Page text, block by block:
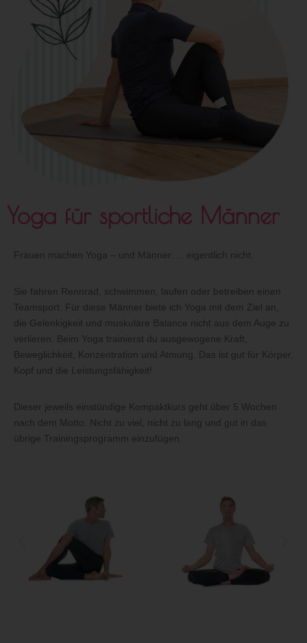
Yoga für sportliche Männer
Frauen machen Yoga – und Männer…. eigentlich nicht.
Sie fahren Rennrad, schwimmen, laufen oder betreiben einen
Teamsport. Für diese Männer biete ich Yoga mit dem Ziel an,
die Gelenkigkeit und muskuläre Balance nicht aus dem Auge zu
verlieren. Beim Yoga trainierst du ausgewogene Kraft,
Beweglichkeit, Konzentration und Atmung. Das ist gut für Körper,
Kopf und die Leistungsfähigkeit!
Dieser jeweils einstündige Kompaktkurs geht über 5 Wochen
nach dem Motto: Nicht zu viel, nicht zu lang und gut in das
übrige Trainingsprogramm einzufügen.